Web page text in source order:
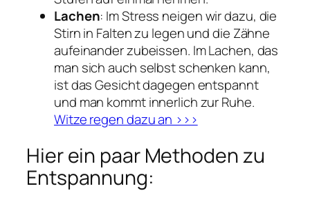
Lachen: Im Stress neigen wir dazu, die
Stirn in Falten zu legen und die Zähne
aufeinander zubeissen. Im Lachen, das
man sich auch selbst schenken kann,
ist das Gesicht dagegen entspannt
und man kommt innerlich zur Ruhe.
Witze regen dazu an >>>
Hier ein paar Methoden zu
Entspannung: